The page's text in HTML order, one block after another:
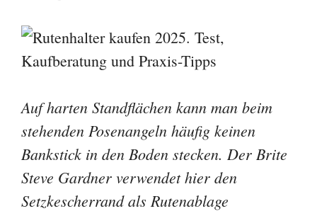
Auf harten Standflächen kann man beim
stehenden Posenangeln häufig keinen
Bankstick in den Boden stecken. Der Brite
Steve Gardner verwendet hier den
Setzkescherrand als Rutenablage